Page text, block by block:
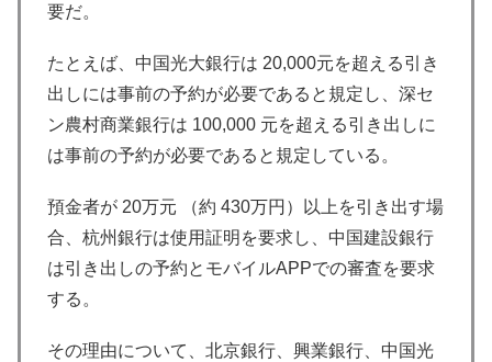
要だ。
たとえば、中国光大銀行は 20,000元を超える引き
出しには事前の予約が必要であると規定し、深セ
ン農村商業銀行は 100,000 元を超える引き出しに
は事前の予約が必要であると規定している。
預金者が 20万元 （約 430万円）以上を引き出す場
合、杭州銀行は使用証明を要求し、中国建設銀行
は引き出しの予約とモバイルAPPでの審査を要求
する。
その理由について、北京銀行、興業銀行、中国光